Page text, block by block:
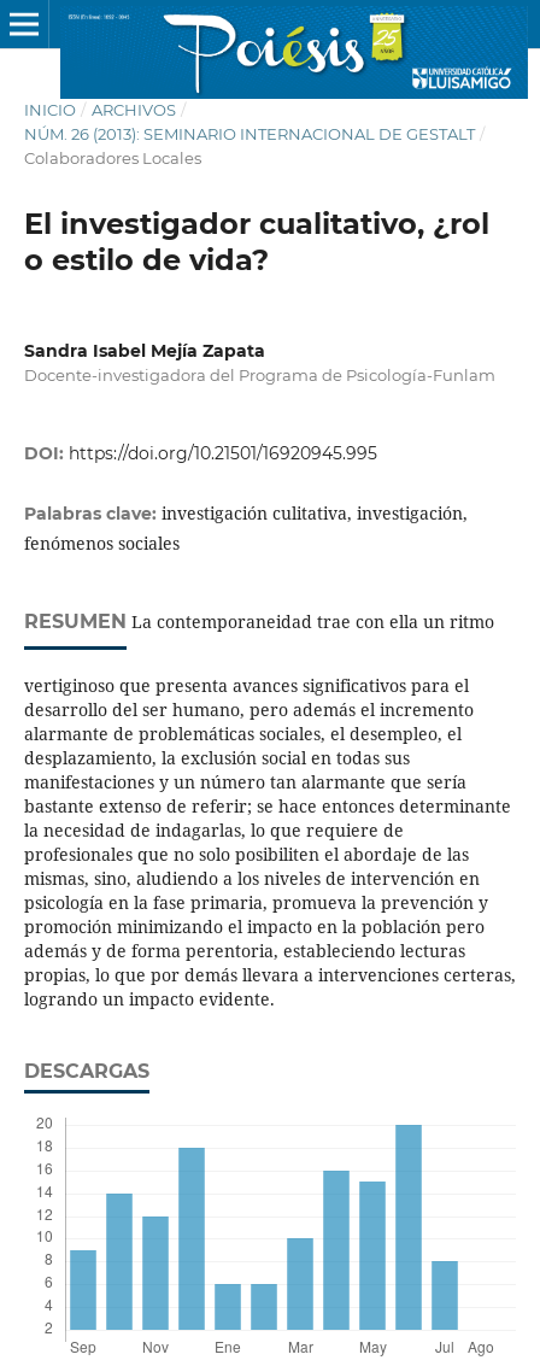
INICIO / ARCHIVOS /
NÚM. 26 (2013): SEMINARIO INTERNACIONAL DE GESTALT /
Colaboradores Locales
El investigador cualitativo, ¿rol
o estilo de vida?
Sandra Isabel Mejía Zapata
Docente-investigadora del Programa de Psicología-Funlam
DOI: https://doi.org/10.21501/16920945.995
Palabras clave: investigación culitativa, investigación,
fenómenos sociales
RESUMEN La contemporaneidad trae con ella un ritmo
vertiginoso que presenta avances significativos para el
desarrollo del ser humano, pero además el incremento
alarmante de problemáticas sociales, el desempleo, el
desplazamiento, la exclusión social en todas sus
manifestaciones y un número tan alarmante que sería
bastante extenso de referir; se hace entonces determinante
la necesidad de indagarlas, lo que requiere de
profesionales que no solo posibiliten el abordaje de las
mismas, sino, aludiendo a los niveles de intervención en
psicología en la fase primaria, promueva la prevención y
promoción minimizando el impacto en la población pero
además y de forma perentoria, estableciendo lecturas
propias, lo que por demás llevara a intervenciones certeras,
logrando un impacto evidente.
DESCARGAS